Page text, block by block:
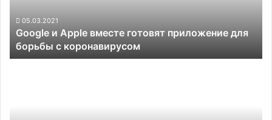
борьбы
коронавирусом
05.03.2021
Google и Apple вместе готовят приложение для
борьбы с коронавирусом